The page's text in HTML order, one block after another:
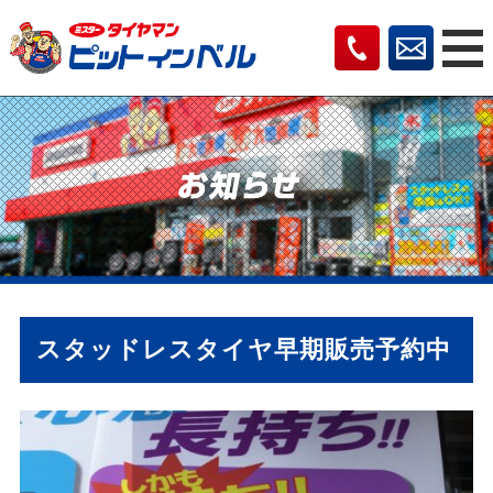
スタッドレスタイヤ早期販売予約中